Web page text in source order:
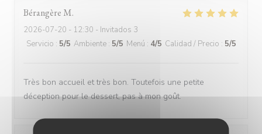
Bérangère M
2026-07-20 - 12:30 - Invitados 3
Servicio : 5/5 Ambiente : 5/5 Menú : 4/5 Calidad / Precio : 5/5
Très bon accueil et très bon. Toutefois une petite
déception pour le dessert, pas à mon goût.